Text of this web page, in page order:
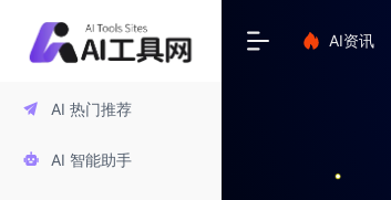
AI 热门推荐
AI 智能助手
AI资讯